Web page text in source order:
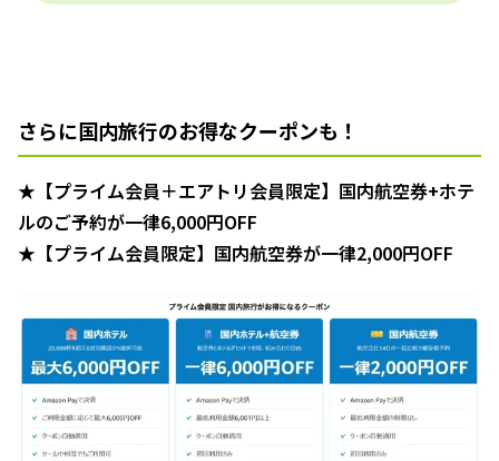
さらに国内旅行のお得なクーポンも！
★【プライム会員＋エアトリ会員限定】国内航空券+ホテ
ルのご予約が一律6,000円OFF
★【プライム会員限定】国内航空券が一律2,000円OFF